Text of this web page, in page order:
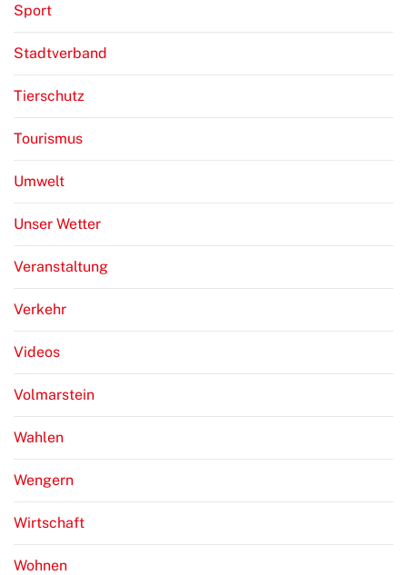
Sport
Stadtverband
Tierschutz
Tourismus
Umwelt
Unser Wetter
Veranstaltung
Verkehr
Videos
Volmarstein
Wahlen
Wengern
Wirtschaft
Wohnen